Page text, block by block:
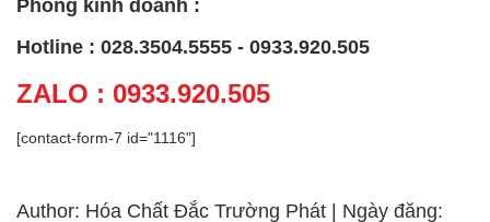
Phòng kinh doanh :
Hotline : 028.3504.5555 - 0933.920.505
ZALO : 0933.920.505
[contact-form-7 id="1116"]
Author: Hóa Chất Đắc Trường Phát | Ngày đăng: